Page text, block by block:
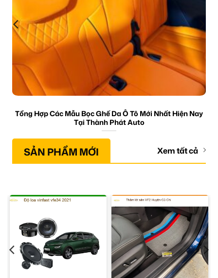
Tổng Hợp Các Mẫu Bọc Ghế Da Ô Tô Mới Nhất Hiện Nay
Tại Thành Phát Auto
SẢN PHẨM MỚI Xem tất cả